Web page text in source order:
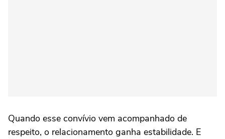
Quando esse convívio vem acompanhado de
respeito, o relacionamento ganha estabilidade. E